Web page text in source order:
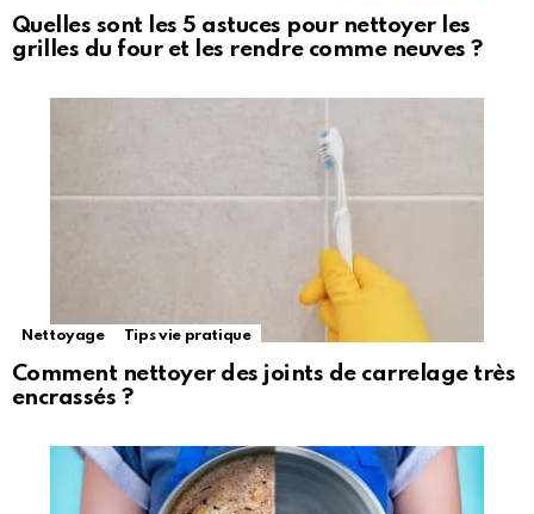
Quelles sont les 5 astuces pour nettoyer les
grilles du four et les rendre comme neuves ?
Nettoyage Tips vie pratique
Comment nettoyer des joints de carrelage très
encrassés ?